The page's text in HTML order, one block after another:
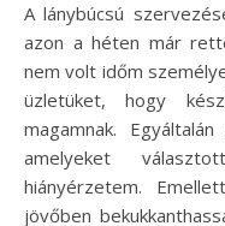
A lánybúcsú
azon a héten már
nem volt időm
üzletüket, hogy
magamnak.
amelyeket
hiányérzetem.
jövőben